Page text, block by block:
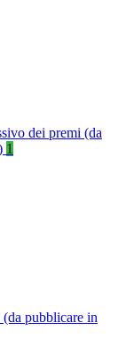
dei premi (da
1
pubblicare in